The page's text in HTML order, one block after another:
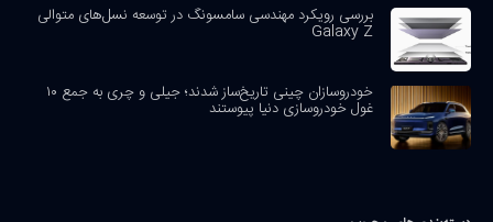
بررسی رویکرد مهندسی سامسونگ در توسعه نسل‌های متوالی
Galaxy Z
خودروسازان چینی تاریخ‌ساز شدند؛ جیلی و چری به جمع ۱۰
غول خودروسازی دنیا پیوستند